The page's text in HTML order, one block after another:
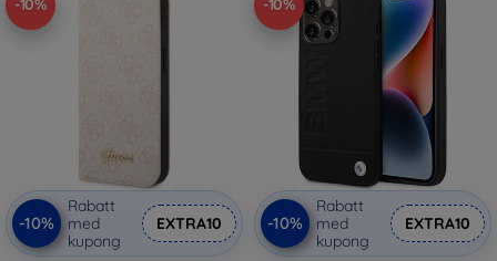
-10%
-10%
Rabatt
med
kupong
EXTRA10
-10%
-10%
Rabatt
med
kupong
EXTRA10